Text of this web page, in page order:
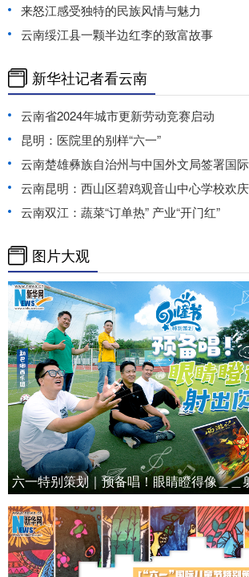
来怒江感受独特的民族风情与魅力
云南绥江县一颗半边红李的致富故事
新华社记者看云南
云南省2024年城市更新劳动竞赛启动
昆明：医院里的别样“六一”
云南楚雄彝族自治州与中国外文局签署国
云南昆明：西山区碧鸡观音山中心学校欢庆
云南双江：蔬菜“订单热” 产业“开门红”
图片大观
六一特别策划｜预备唱！眼睛瞪得像＿＿